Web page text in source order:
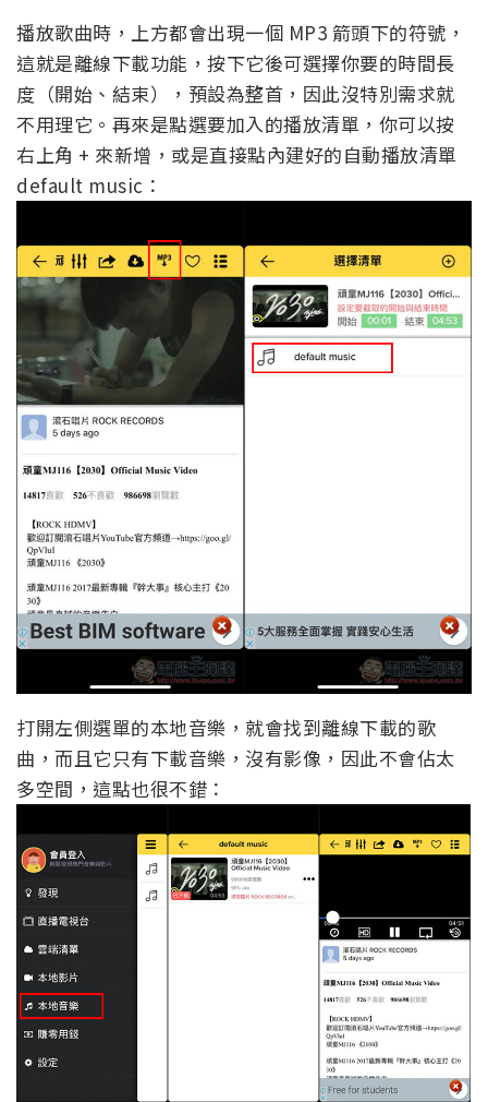
播放歌曲時，上方都會出現一個 MP3 箭頭下的符號，
這就是離線下載功能，按下它後可選擇你要的時間長
度（開始、結束），預設為整首，因此沒特別需求就
不用理它。再來是點選要加入的播放清單，你可以按
右上角 + 來新增，或是直接點內建好的自動播放清單
default music：
打開左側選單的本地音樂，就會找到離線下載的歌
曲，而且它只有下載音樂，沒有影像，因此不會佔太
多空間，這點也很不錯：